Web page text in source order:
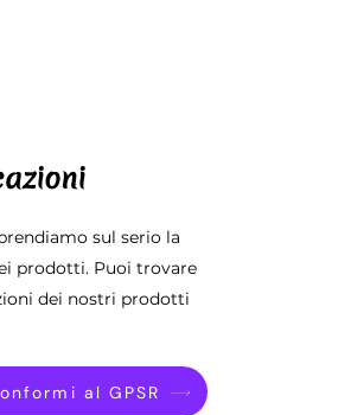
sul serio la
prodotti. Puoi trovare
dei nostri prodotti
al GPSR